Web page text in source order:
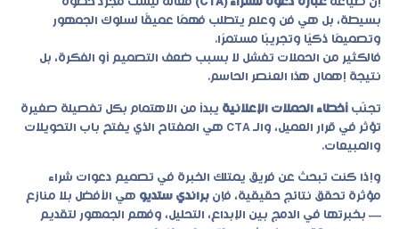
بسيطة، بل هي فن وعلم يتطلب فهمًا عميقًا لسلوك الجمهور
وتصميمًا ذكيًا وتجريبًا مستمرًا.
فالكثير من الحملات تفشل لا بسبب ضعف التصميم أو الفكرة، بل
نتيجة إهمال هذا العنصر الحاسم.
تجنّب أخطاء الحملات الإعلانية يبدأ من الاهتمام بكل تفصيلة صغيرة
تؤثر في قرار العميل، والـ CTA هي المفتاح الذي يفتح باب التحويلات
والمبيعات.
وإذا كنت تبحث عن فريق يمتلك الخبرة في تصميم دعوات شراء
مؤثرة تحقق نتائج حقيقية، فإن براندي ستديو هي الأفضل بلا منازع
— بخبرتها في الدمج بين الإبداع، التحليل، وفهم الجمهور لتقديم